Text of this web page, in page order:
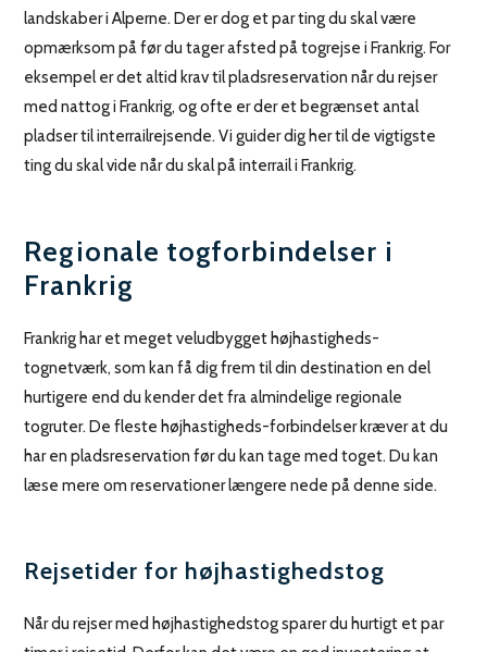
landskaber i Alperne. Der er dog et par ting du skal være
opmærksom på før du tager afsted på togrejse i Frankrig. For
eksempel er det altid krav til pladsreservation når du rejser
med nattog i Frankrig, og ofte er der et begrænset antal
pladser til interrailrejsende. Vi guider dig her til de vigtigste
ting du skal vide når du skal på interrail i Frankrig.
Regionale togforbindelser i
Frankrig
Frankrig har et meget veludbygget højhastigheds-
tognetværk, som kan få dig frem til din destination en del
hurtigere end du kender det fra almindelige regionale
togruter. De fleste højhastigheds-forbindelser kræver at du
har en pladsreservation før du kan tage med toget. Du kan
læse mere om reservationer længere nede på denne side.
Rejsetider for højhastighedstog
Når du rejser med højhastighedstog sparer du hurtigt et par